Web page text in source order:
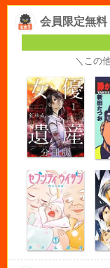
会員限定無料
＼この